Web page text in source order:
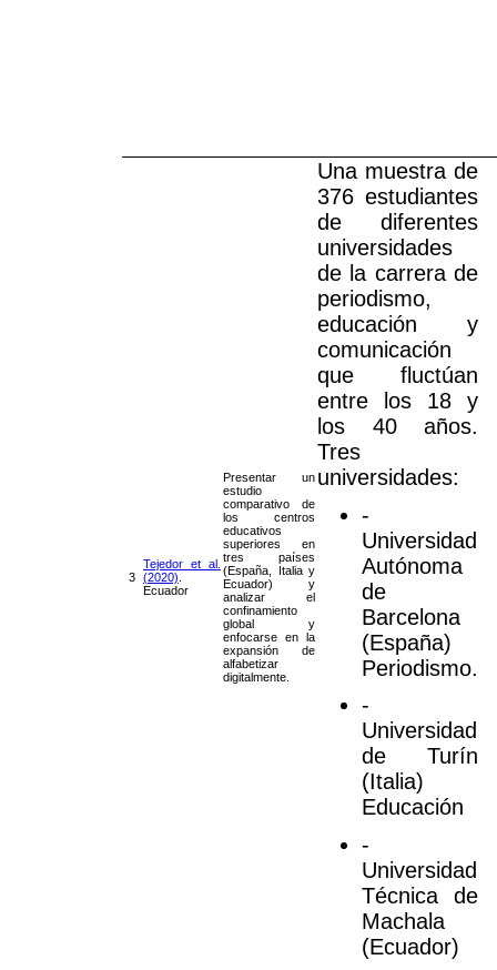
3
Tejedor et al.
(2020).
Ecuador
Presentar un
estudio
comparativo de
los centros
educativos
superiores en
tres países
(España, Italia y
Ecuador) y
analizar el
confinamiento
global y
enfocarse en la
expansión de
alfabetizar
digitalmente.
Una muestra de
376 estudiantes
de diferentes
universidades
de la carrera de
periodismo,
educación y
comunicación
que fluctúan
entre los 18 y
los 40 años.
Tres
universidades:
-
Universidad
Autónoma
de
Barcelona
(España)
Periodismo.
-
Universidad
de Turín
(Italia)
Educación
-
Universidad
Técnica de
Machala
(Ecuador)